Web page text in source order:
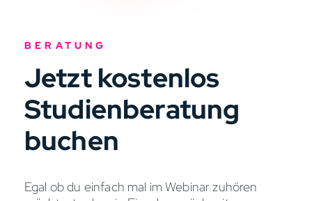
BERATUNG
Jetzt kostenlos
Studienberatung
buchen
Egal ob du einfach mal im Webinar zuhören